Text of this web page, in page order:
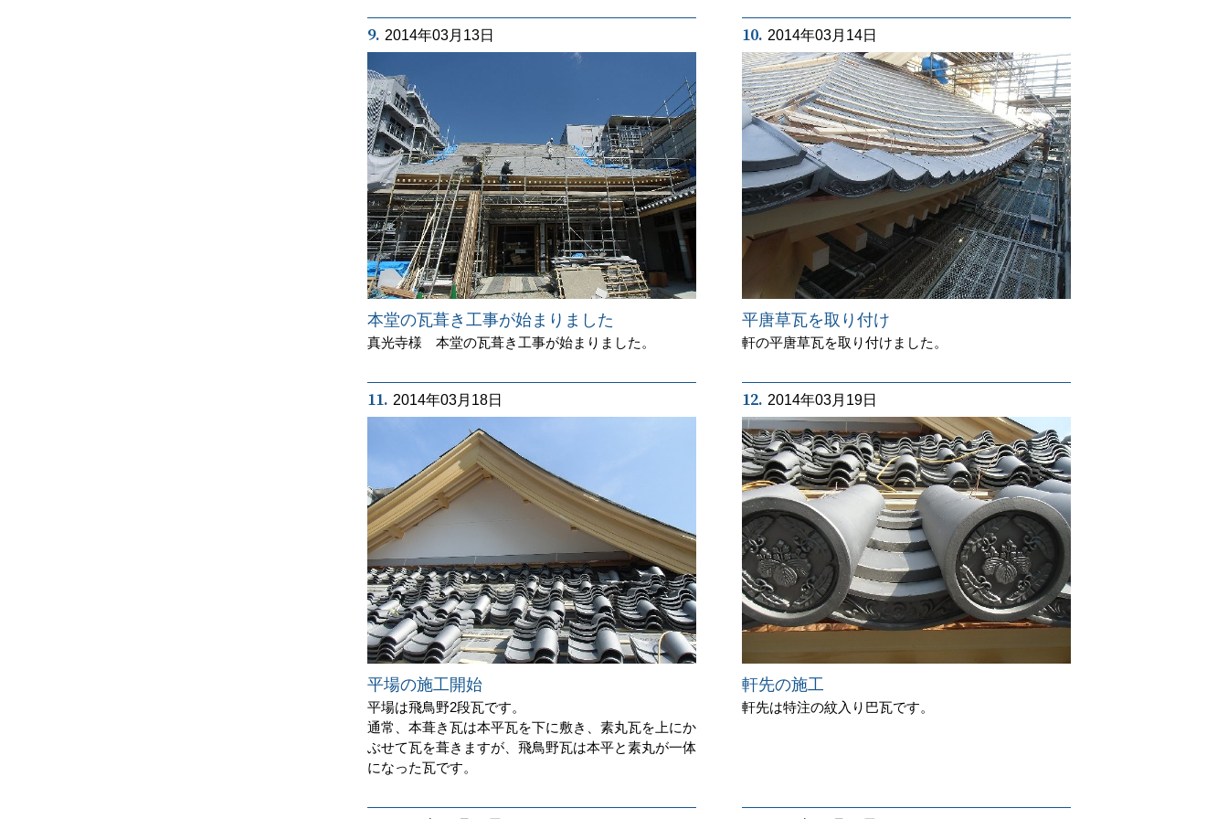
9. 2014年03月13日
本堂の瓦葺き工事が始まりました
真光寺様 本堂の瓦葺き工事が始まりました。
10. 2014年03月14日
平唐草瓦を取り付け
軒の平唐草瓦を取り付けました。
11. 2014年03月18日
平場の施工開始
平場は飛鳥野2段瓦です。
通常、本葺き瓦は本平瓦を下に敷き、素丸瓦を上にか
ぶせて瓦を葺きますが、飛鳥野瓦は本平と素丸が一体
になった瓦です。
12. 2014年03月19日
軒先の施工
軒先は特注の紋入り巴瓦です。